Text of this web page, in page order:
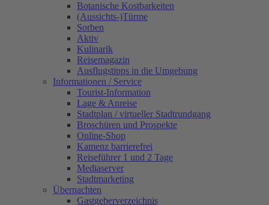
Botanische Kostbarkeiten
(Aussichts-)Türme
Sorben
Aktiv
Kulinarik
Reisemagazin
Ausflugstipps in die Umgebung
Informationen / Service
Tourist-Information
Lage & Anreise
Stadtplan / virtueller Stadtrundgang
Broschüren und Prospekte
Online-Shop
Kamenz barrierefrei
Reiseführer 1 und 2 Tage
Mediaserver
Stadtmarketing
Übernachten
Gastgeberverzeichnis